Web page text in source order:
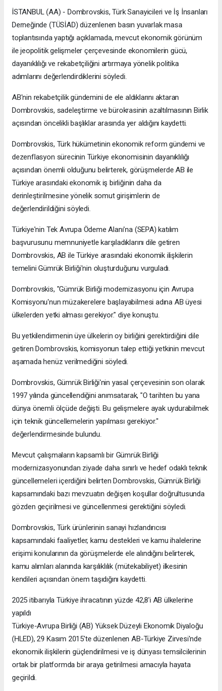
İSTANBUL (AA) - Dombrovskis, Türk Sanayicileri ve İş İnsanları
Derneğinde (TÜSİAD) düzenlenen basın yuvarlak masa
toplantısında yaptığı açıklamada, mevcut ekonomik görünüm
ile jeopolitik gelişmeler çerçevesinde ekonomilerin gücü,
dayanıklılığı ve rekabetçiliğini artırmaya yönelik politika
adımlarını değerlendirdiklerini söyledi.
AB'nin rekabetçilik gündemini de ele aldıklarını aktaran
Dombrovskis, sadeleştirme ve bürokrasinin azaltılmasının Birlik
açısından öncelikli başlıklar arasında yer aldığını kaydetti.
Dombrovskis, Türk hükümetinin ekonomik reform gündemi ve
dezenflasyon sürecinin Türkiye ekonomisinin dayanıklılığı
açısından önemli olduğunu belirterek, görüşmelerde AB ile
Türkiye arasındaki ekonomik iş birliğinin daha da
derinleştirilmesine yönelik somut girişimlerin de
değerlendirildiğini söyledi.
Türkiye'nin Tek Avrupa Ödeme Alanı'na (SEPA) katılım
başvurusunu memnuniyetle karşıladıklarını dile getiren
Dombrovskis, AB ile Türkiye arasındaki ekonomik ilişkilerin
temelini Gümrük Birliği'nin oluşturduğunu vurguladı.
Dombrovskis, "Gümrük Birliği modernizasyonu için Avrupa
Komisyonu'nun müzakerelere başlayabilmesi adına AB üyesi
ülkelerden yetki alması gerekiyor." diye konuştu.
Bu yetkilendirmenin üye ülkelerin oy birliğini gerektirdiğini dile
getiren Dombrovskis, komisyonun talep ettiği yetkinin mevcut
aşamada henüz verilmediğini söyledi.
Dombrovskis, Gümrük Birliği'nin yasal çerçevesinin son olarak
1997 yılında güncellendiğini anımsatarak, "O tarihten bu yana
dünya önemli ölçüde değişti. Bu gelişmelere ayak uydurabilmek
için teknik güncellemelerin yapılması gerekiyor."
değerlendirmesinde bulundu.
Mevcut çalışmaların kapsamlı bir Gümrük Birliği
modernizasyonundan ziyade daha sınırlı ve hedef odaklı teknik
güncellemeleri içerdiğini belirten Dombrovskis, Gümrük Birliği
kapsamındaki bazı mevzuatın değişen koşullar doğrultusunda
gözden geçirilmesi ve güncellenmesi gerektiğini söyledi.
Dombrovskis, Türk ürünlerinin sanayi hızlandırıcısı
kapsamındaki faaliyetler, kamu destekleri ve kamu ihalelerine
erişimi konularının da görüşmelerde ele alındığını belirterek,
kamu alımları alanında karşılıklılık (mütekabiliyet) ilkesinin
kendileri açısından önem taşıdığını kaydetti.
2025 itibarıyla Türkiye ihracatının yüzde 42,8'i AB ülkelerine
yapıldı
Türkiye-Avrupa Birliği (AB) Yüksek Düzeyli Ekonomik Diyaloğu
(HLED), 29 Kasım 2015'te düzenlenen AB-Türkiye Zirvesi'nde
ekonomik ilişkilerin güçlendirilmesi ve iş dünyası temsilcilerinin
ortak bir platformda bir araya getirilmesi amacıyla hayata
geçirildi.